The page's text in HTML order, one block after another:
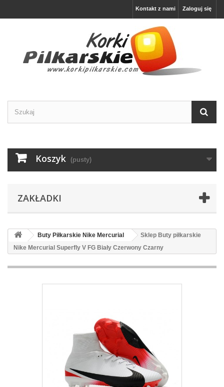
Zaloguj się
Kontakt z nami
Koszyk (pusty)
ZAKŁADKI
Buty Piłkarskie Nike Mercurial
Sklep Buty piłkarskie
Nike Mercurial Superfly V FG Biały Czerwony Czarny